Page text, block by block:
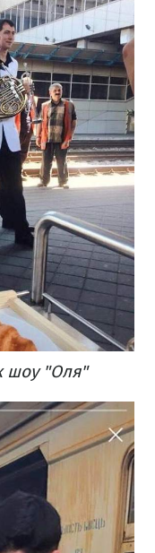
шоу "Оля"